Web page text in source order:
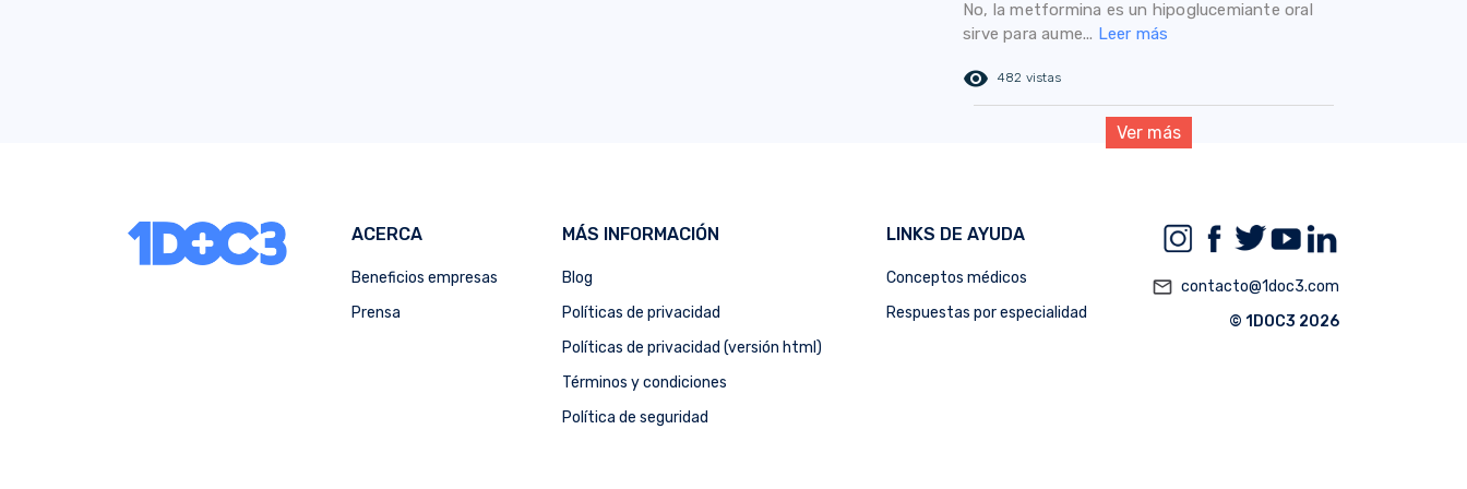
No, la metformina es un hipoglucemiante oral
sirve para aume... Leer más
remove_red_eye 482 vistas
Ver más
ACERCA
Beneficios empresas
Prensa
MÁS INFORMACIÓN
Blog
Políticas de privacidad
Políticas de privacidad (versión html)
Términos y condiciones
Política de seguridad
LINKS DE AYUDA
Conceptos médicos
Respuestas por especialidad
mail_outline contacto@1doc3.com
© 1DOC3 2026